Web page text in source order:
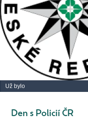
Už bylo
Den s Policií ČR